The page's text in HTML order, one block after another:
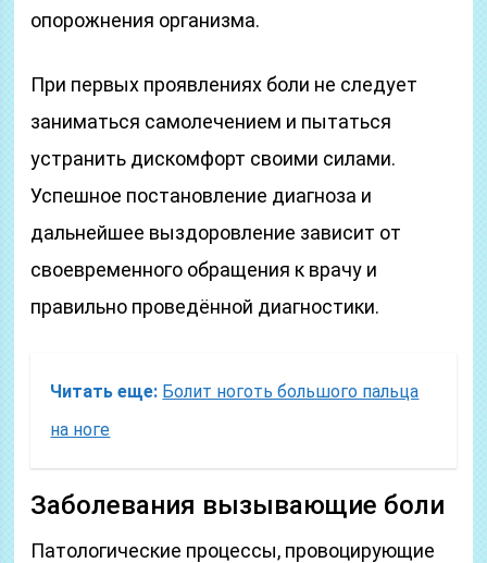
опорожнения организма.
При первых проявлениях боли не следует
заниматься самолечением и пытаться
устранить дискомфорт своими силами.
Успешное постановление диагноза и
дальнейшее выздоровление зависит от
своевременного обращения к врачу и
правильно проведённой диагностики.
Читать еще: Болит ноготь большого пальца
на ноге
Заболевания вызывающие боли
Патологические процессы, провоцирующие